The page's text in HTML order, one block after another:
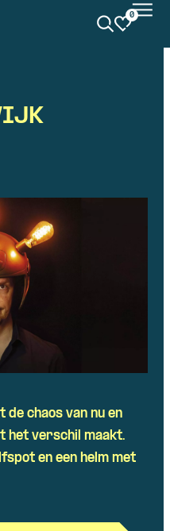
0
de chaos van nu en
het verschil maakt.
en een helm met